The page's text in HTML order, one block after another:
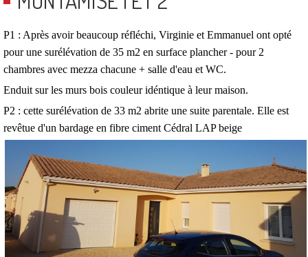
P1 : Après avoir beaucoup réfléchi, Virginie et Emmanuel ont opté
pour une surélévation de 35 m2 en surface plancher - pour 2
chambres avec mezza chacune + salle d'eau et WC.
Enduit sur les murs bois couleur idéntique à leur maison.
P2 : cette surélévation de 33 m2 abrite une suite parentale. Elle est
revêtue d'un bardage en fibre ciment Cédral LAP beige